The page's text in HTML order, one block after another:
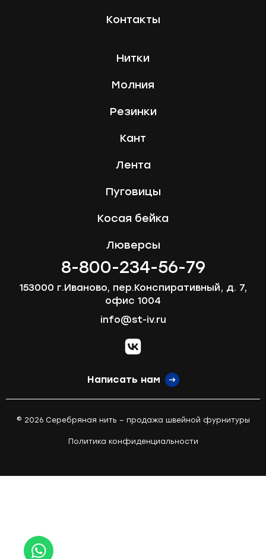
Контакты
Нитки
Молния
Резинки
Кант
Лента
Пуговицы
Косая бейка
Люверсы
8-800-234-56-79
153000 г.Иваново, пер.Конспиративный, д. 7,
офис 1004
info@st-iv.ru
vk.com
Написать нам
© 2026 Серебряная нить – продажа швейной фурнитуры
Политика конфиденциальности